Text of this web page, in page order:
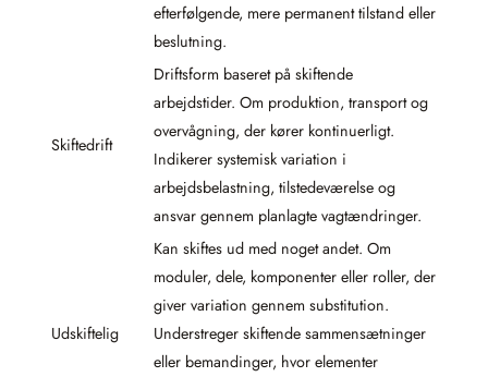
efterfølgende, mere permanent tilstand eller
beslutning.
Skiftedrift
Driftsform baseret på skiftende
arbejdstider. Om produktion, transport og
overvågning, der kører kontinuerligt.
Indikerer systemisk variation i
arbejdsbelastning, tilstedeværelse og
ansvar gennem planlagte vagtændringer.
Udskiftelig
Kan skiftes ud med noget andet. Om
moduler, dele, komponenter eller roller, der
giver variation gennem substitution.
Understreger skiftende sammensætninger
eller bemandinger, hvor elementer